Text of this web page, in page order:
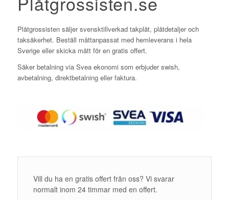
Plåtgrossisten säljer svensktillverkad takplåt, plåtdetaljer och
taksäkerhet. Beställ måttanpassat med hemleverans i hela
Sverige eller skicka mått för en gratis offert.
Säker betalning via Svea ekonomi som erbjuder swish,
avbetalning, direktbetalning eller faktura.
Vill du ha en gratis offert från oss? Vi svarar
normalt inom 24 timmar med en offert.